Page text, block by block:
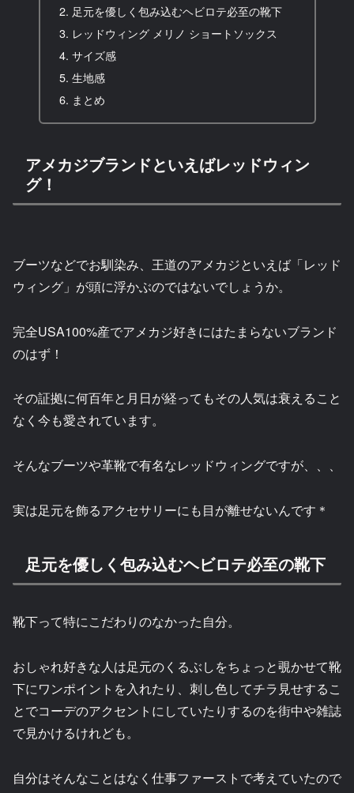
足元を優しく包み込むヘビロテ必至の靴下
レッドウィング メリノ ショートソックス
サイズ感
生地感
まとめ
アメカジブランドといえばレッドウィン
グ！
ブーツなどでお馴染み、王道のアメカジといえば「レッド
ウィング」が頭に浮かぶのではないでしょうか。
完全USA100%産でアメカジ好きにはたまらないブランド
のはず！
その証拠に何百年と月日が経ってもその人気は衰えること
なく今も愛されています。
そんなブーツや革靴で有名なレッドウィングですが、、、
実は足元を飾るアクセサリーにも目が離せないんです＊
足元を優しく包み込むヘビロテ必至の靴下
靴下って特にこだわりのなかった自分。
おしゃれ好きな人は足元のくるぶしをちょっと覗かせて靴
下にワンポイントを入れたり、刺し色してチラ見せするこ
とでコーデのアクセントにしていたりするのを街中や雑誌
で見かけるけれども。
自分はそんなことはなく仕事ファーストで考えていたので